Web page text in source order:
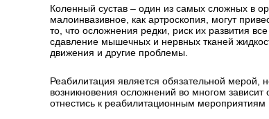
Коленный сустав – один из самых сложных в
малоинвазивное, как артроскопия, могут
то, что осложнения редки, риск их развития
сдавление мышечных и нервных тканей
движения и другие проблемы.
Реабилитация является обязательной мерой,
возникновения осложнений во многом
отнестись к реабилитационным мероприятиям